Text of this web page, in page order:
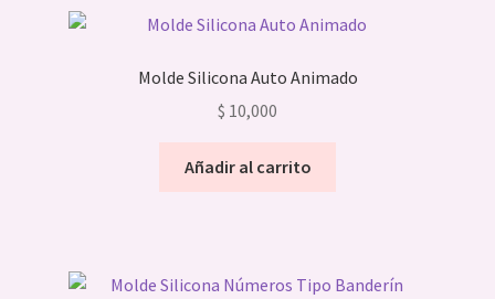
Molde Silicona Auto Animado
$ 10,000
Añadir al carrito